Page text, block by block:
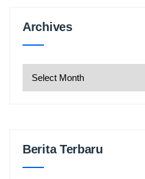
ArchivesArchives
Berita Terbaru